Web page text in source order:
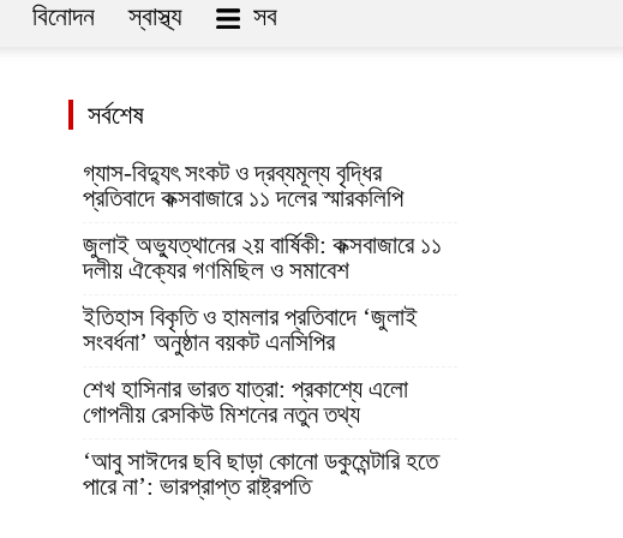
বিনোদন স্বাস্থ্য সব
সর্বশেষ
গ্যাস-বিদ্যুৎ সংকট ও দ্রব্যমূল্য বৃদ্ধির
প্রতিবাদে কক্সবাজারে ১১ দলের স্মারকলিপি
জুলাই অভ্যুত্থানের ২য় বার্ষিকী: কক্সবাজারে ১১
দলীয় ঐক্যের গণমিছিল ও সমাবেশ
ইতিহাস বিকৃতি ও হামলার প্রতিবাদে ‘জুলাই
সংবর্ধনা’ অনুষ্ঠান বয়কট এনসিপির
শেখ হাসিনার ভারত যাত্রা: প্রকাশ্যে এলো
গোপনীয় রেসকিউ মিশনের নতুন তথ্য
‘আবু সাঈদের ছবি ছাড়া কোনো ডকুমেন্টারি হতে
পারে না’: ভারপ্রাপ্ত রাষ্ট্রপতি